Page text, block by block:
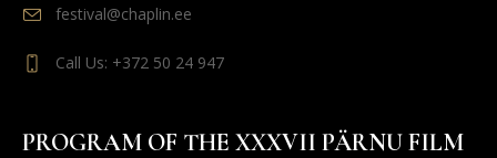
festival@chaplin.ee
Call Us: +372 50 24 947
PROGRAM OF THE XXXVII PÄRNU FILM